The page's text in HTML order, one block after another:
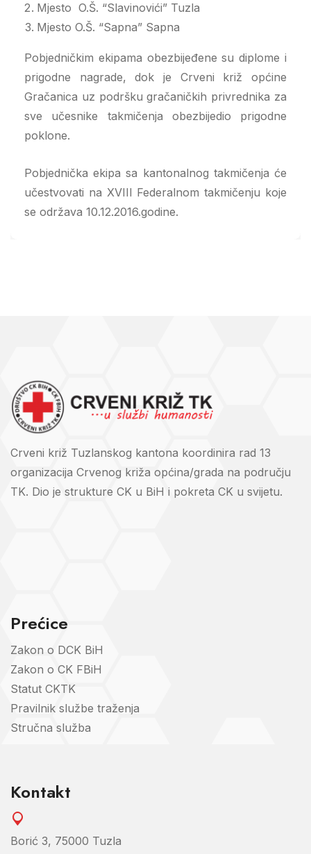
Mjesto O.Š. “Slavinovići” Tuzla
Mjesto O.Š. “Sapna” Sapna
Pobjedničkim ekipama obezbijeđene su diplome i
prigodne nagrade, dok je Crveni križ općine
Gračanica uz podršku gračaničkih privrednika za
sve učesnike takmičenja obezbijedio prigodne
poklone.
Pobjednička ekipa sa kantonalnog takmičenja će
učestvovati na XVIII Federalnom takmičenju koje
se održava 10.12.2016.godine.
Crveni križ Tuzlanskog kantona koordinira rad 13
organizacija Crvenog križa općina/grada na području
TK. Dio je strukture CK u BiH i pokreta CK u svijetu.
Prećice
Zakon o DCK BiH
Zakon o CK FBiH
Statut CKTK
Pravilnik službe traženja
Stručna služba
Kontakt
Borić 3, 75000 Tuzla